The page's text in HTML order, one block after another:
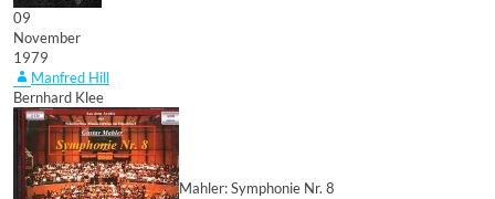
09
November
1979
Manfred Hill
Bernhard Klee
Mahler: Symphonie Nr. 8